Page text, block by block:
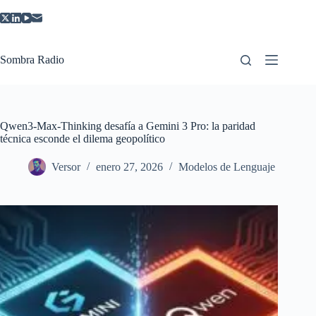
al
Sombra Radio
Qwen3-Max-Thinking desafía a Gemini 3 Pro: la paridad
técnica esconde el dilema geopolítico
Versor enero 27, 2026 Modelos de Lenguaje